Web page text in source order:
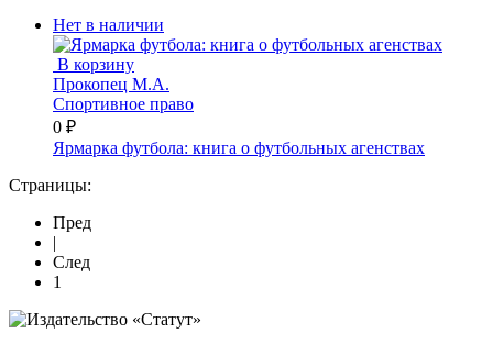
Нет в наличии
В корзину
Прокопец М.А.
Спортивное право
0 ₽
Ярмарка футбола: книга о футбольных агенствах
Страницы:
Пред
|
След
1